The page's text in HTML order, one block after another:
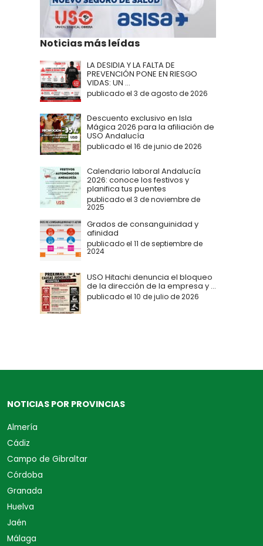
Noticias más leídas
LA DESIDIA Y LA FALTA DE
PREVENCIÓN PONE EN RIESGO
VIDAS: UN ...
publicado el 3 de agosto de 2026
Descuento exclusivo en Isla
Mágica 2026 para la afiliación de
USO Andalucía
publicado el 16 de junio de 2026
Calendario laboral Andalucía
2026: conoce los festivos y
planifica tus puentes
publicado el 3 de noviembre de
2025
Grados de consanguinidad y
afinidad
publicado el 11 de septiembre de
2024
USO Hitachi denuncia el bloqueo
de la dirección de la empresa y ...
publicado el 10 de julio de 2026
NOTICIAS POR PROVINCIAS
Almería
Cádiz
Campo de Gibraltar
Córdoba
Granada
Huelva
Jaén
Málaga